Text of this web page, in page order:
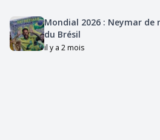
Mondial 2026 : Neymar
du Brésil
il y a 2 mois